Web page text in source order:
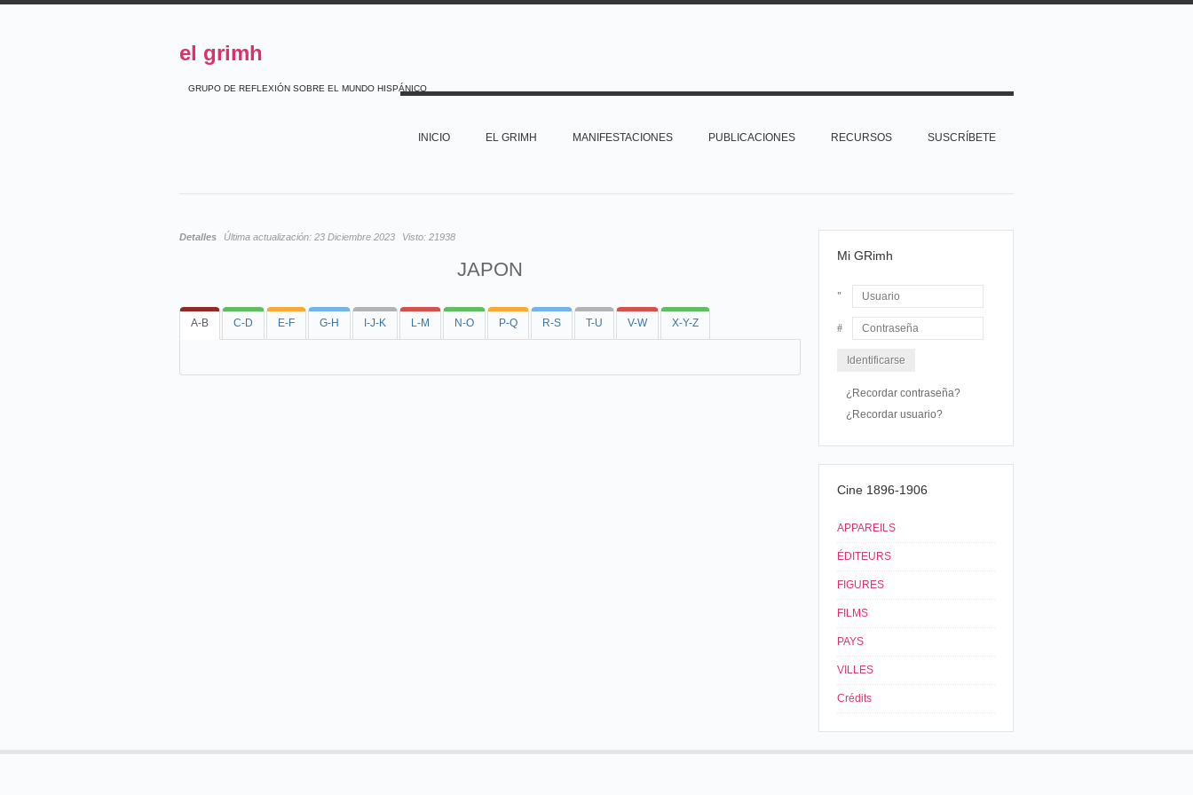
el grimh
GRUPO DE REFLEXIÓN SOBRE EL MUNDO HISPÁNICO
INICIO EL GRIMH MANIFESTACIONES PUBLICACIONES RECURSOS SUSCRÍBETE
Detalles Última actualización: 23 Diciembre 2023 Visto: 21938
JAPON
A-B C-D E-F G-H I-J-K L-M N-O P-Q R-S T-U V-W X-Y-Z
Mi GRimh
Usuario
¿Recordar contraseña?
¿Recordar usuario?
Cine 1896-1906
APPAREILS
ÉDITEURS
FIGURES
FILMS
PAYS
VILLES
Crédits